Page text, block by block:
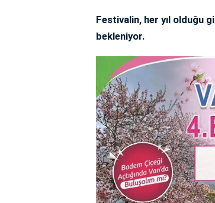
Festivalin, her yıl olduğu
bekleniyor.